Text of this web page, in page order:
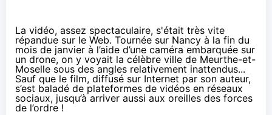
La vidéo, assez spectaculaire, s'était très vite
répandue sur le Web. Tournée sur Nancy à la fin du
mois de janvier à l’aide d’une caméra embarquée sur
un drone, on y voyait la célèbre ville de Meurthe-et-
Moselle sous des angles relativement inattendus...
Sauf que le film, diffusé sur Internet par son auteur,
s’est baladé de plateformes de vidéos en réseaux
sociaux, jusqu’à arriver aussi aux oreilles des forces
de l’ordre !